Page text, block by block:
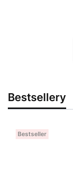
Bestsellery
Bestseller